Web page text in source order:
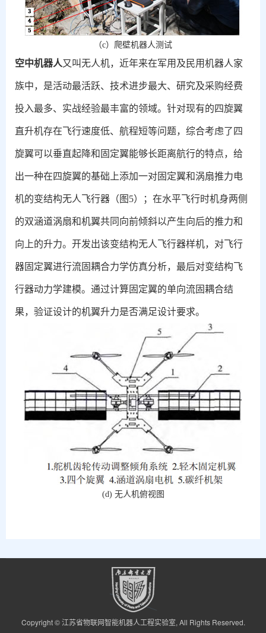
（c） 爬壁机器人测试
空中机器人又叫无人机，近年来在军用及民用机器人家
族中，是活动最活跃、技术进步最大、研究及采购经费
投入最多、实战经验最丰富的领域。针对现有的四旋翼
直升机存在飞行速度低、航程短等问题，综合考虑了四
旋翼可以垂直起降和固定翼能够长距离航行的特点，给
出一种在四旋翼的基础上添加一对固定翼和涡扇推力电
机的变结构无人飞行器（图 5）；在水平飞行时机身两侧
的双涵道涡扇和机翼共同向前倾斜以产生向后的推力和
向上的升力。开发出该变结构无人飞行器样机，对飞行
器固定翼进行流固耦合力学仿真分析，最后对变结构飞
行器动力学建模。通过计算固定翼的单向流固耦合结
果，验证设计的机翼升力是否满足设计要求。
(d) 无人机俯视图
Copyright © 江苏省物联网智能机器人工程实验室, All Rights Reserved.